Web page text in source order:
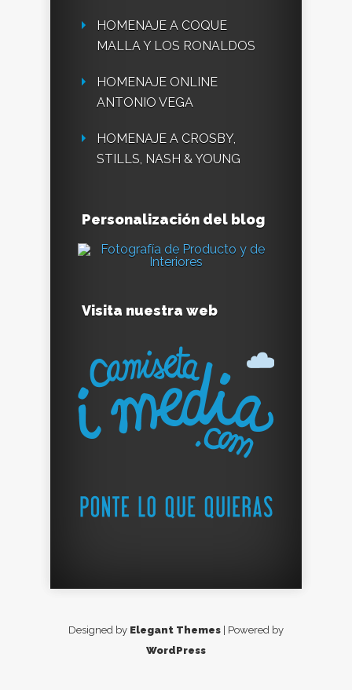
HOMENAJE A COQUE
MALLA Y LOS RONALDOS
HOMENAJE ONLINE
ANTONIO VEGA
HOMENAJE A CROSBY,
STILLS, NASH & YOUNG
Personalización del blog
Visita nuestra web
Designed by Elegant Themes | Powered by
WordPress